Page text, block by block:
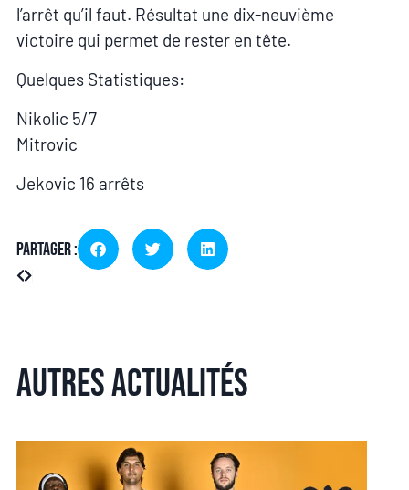
l’arrêt qu’il faut. Résultat une dix-neuvième
victoire qui permet de rester en tête.
Quelques Statistiques:
Nikolic 5/7
Mitrovic
Jekovic 16 arrêts
Partager :
Autres actualités